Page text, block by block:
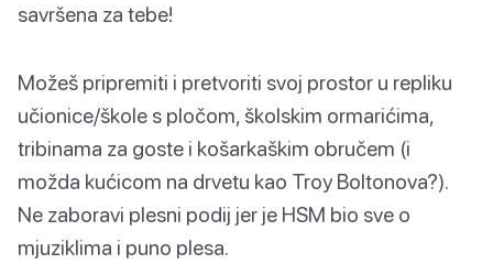
savršena za tebe!
Možeš pripremiti i pretvoriti svoj prostor u repliku
učionice/škole s pločom, školskim ormarićima,
tribinama za goste i košarkaškim obručem (i
možda kućicom na drvetu kao Troy Boltonova?).
Ne zaboravi plesni podij jer je HSM bio sve o
mjuziklima i puno plesa.